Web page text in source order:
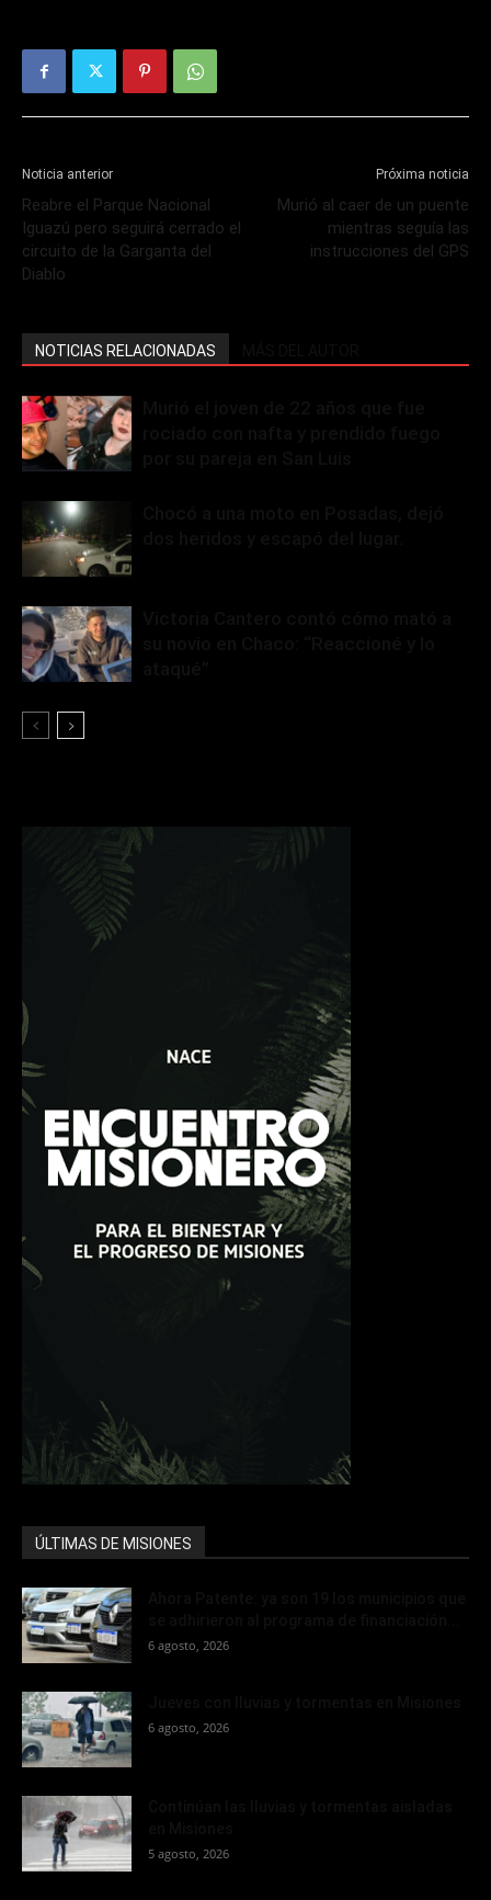
Noticia anterior
Reabre el Parque Nacional
Iguazú pero seguirá cerrado el
circuito de la Garganta del
Diablo
Próxima noticia
Murió al caer de un puente
mientras seguía las
instrucciones del GPS
NOTICIAS RELACIONADAS
ÚLTIMAS DE MISIONES
6 agosto, 2026
6 agosto, 2026
5 agosto, 2026